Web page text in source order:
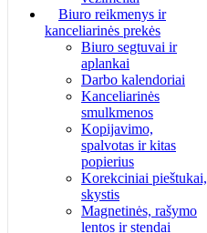
Biuro reikmenys ir
kanceliarinės prekės
Biuro segtuvai ir
aplankai
Darbo kalendoriai
Kanceliarinės
smulkmenos
Kopijavimo,
spalvotas ir kitas
popierius
Korekciniai pieštukai,
skystis
Magnetinės, rašymo
lentos ir stendai